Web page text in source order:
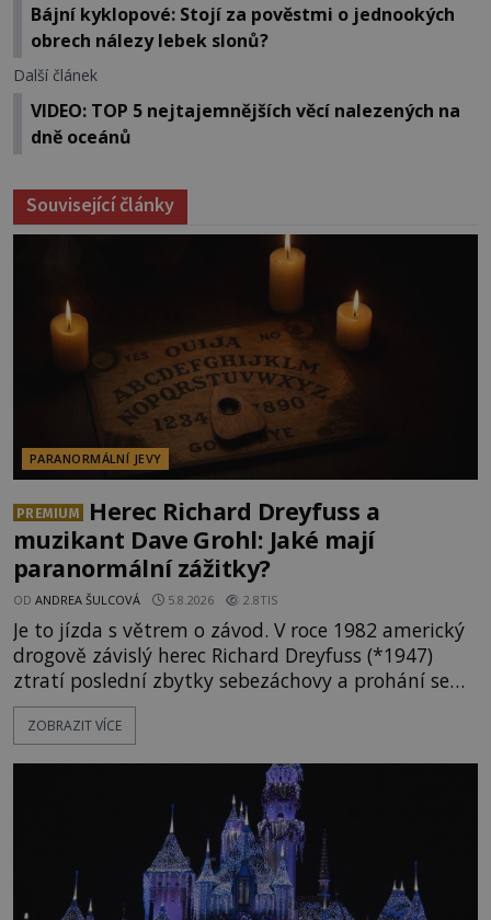
Bájní kyklopové: Stojí za pověstmi o jednookých
obrech nálezy lebek slonů?
Další článek
VIDEO: TOP 5 nejtajemnějších věcí nalezených na
dně oceánů
Související články
PARANORMÁLNÍ JEVY
PREMIUM
Herec Richard Dreyfuss a
muzikant Dave Grohl: Jaké mají
paranormální zážitky?
OD ANDREA ŠULCOVÁ 5.8.2026 2.8TIS
Je to jízda s větrem o závod. V roce 1982 americký
drogově závislý herec Richard Dreyfuss (*1947)
ztratí poslední zbytky sebezáchovy a prohání se
po silnicích ve svém mercedesu jako utržený ze
řetězu. Vše vyvrcholí katastrofou, když to Dreyfuss
následně nalezne schovaný kokain. Tímto
momentem se slavnému
ZOBRAZIT VÍCE